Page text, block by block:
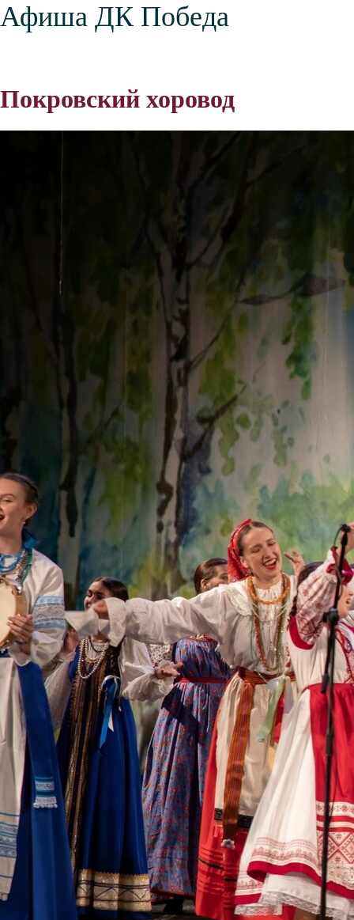
Афиша ДК Победа
Покровский хоровод